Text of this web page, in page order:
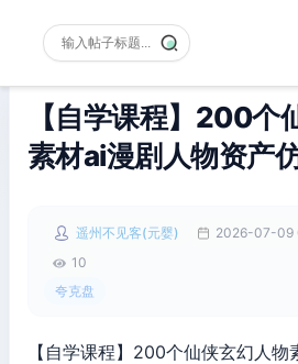
【自学课程】200个
素材ai漫剧人物资产
遥州不见客(元婴) 2026-07-09
10
夸克盘
【自学课程】200个仙侠玄幻人